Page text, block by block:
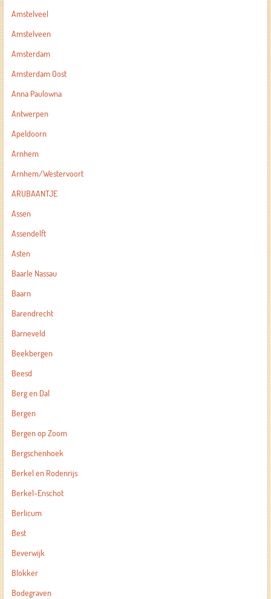
Amstelveel
Amstelveen
Amsterdam
Amsterdam Oost
Anna Paulowna
Antwerpen
Apeldoorn
Arnhem
Arnhem/Westervoort
ARUBAANTJE
Assen
Assendelft
Asten
Baarle Nassau
Baarn
Barendrecht
Barneveld
Beekbergen
Beesd
Berg en Dal
Bergen
Bergen op Zoom
Bergschenhoek
Berkel en Rodenrijs
Berkel-Enschot
Berlicum
Best
Beverwijk
Blokker
Bodegraven